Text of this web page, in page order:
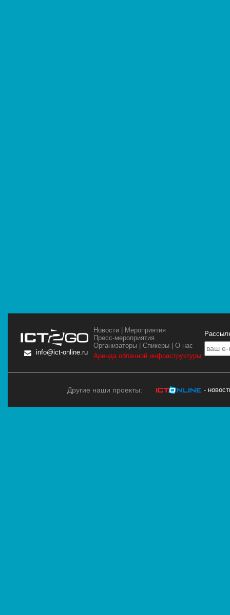
info@ict-online.ru
Новости | Мероприятия
Пресс-мероприятия
Организаторы |Спикеры |О нас
Аренда облачной инфраструктуры
Другие наши проекты: -